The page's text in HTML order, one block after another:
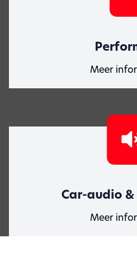
Meer
Car-audio
Meer